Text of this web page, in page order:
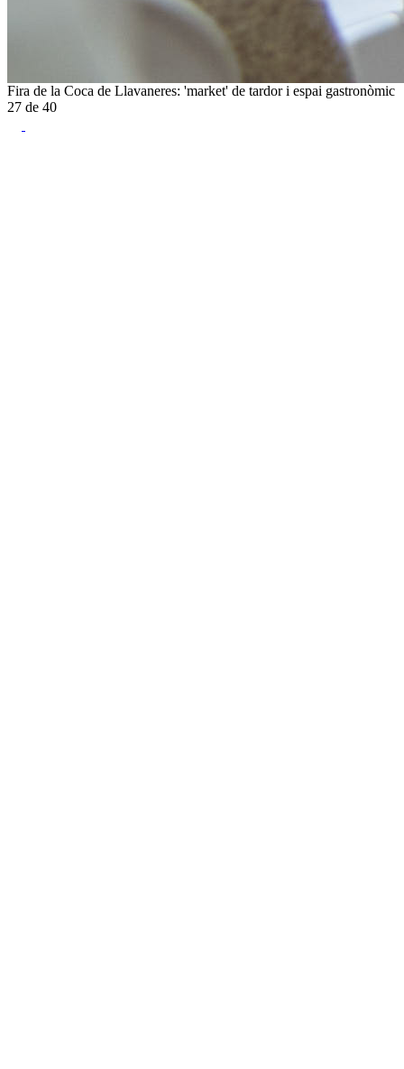
Fira de la Coca de Llavaneres: 'market' de tardor i espai gastronòmic
27 de 40